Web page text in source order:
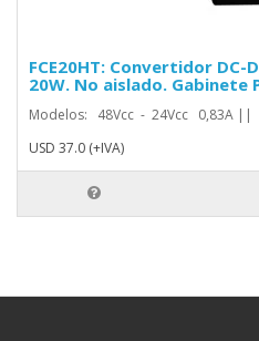
FCE20HT: Convertidor DC-
20W. No aislado.
Modelos: 48Vcc - 24Vcc 0,83A ||
USD 37.0 (+IVA)